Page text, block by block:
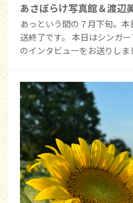
あさぼらけ写真館＆渡辺
あっという間の７月下旬。
送終了です。 本日はシンガ
のインタビューをお送りしま